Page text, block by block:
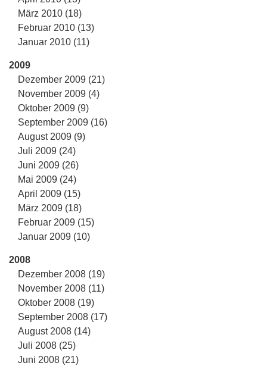
März 2010 (18)
Februar 2010 (13)
Januar 2010 (11)
2009
Dezember 2009 (21)
November 2009 (4)
Oktober 2009 (9)
September 2009 (16)
August 2009 (9)
Juli 2009 (24)
Juni 2009 (26)
Mai 2009 (24)
April 2009 (15)
März 2009 (18)
Februar 2009 (15)
Januar 2009 (10)
2008
Dezember 2008 (19)
November 2008 (11)
Oktober 2008 (19)
September 2008 (17)
August 2008 (14)
Juli 2008 (25)
Juni 2008 (21)